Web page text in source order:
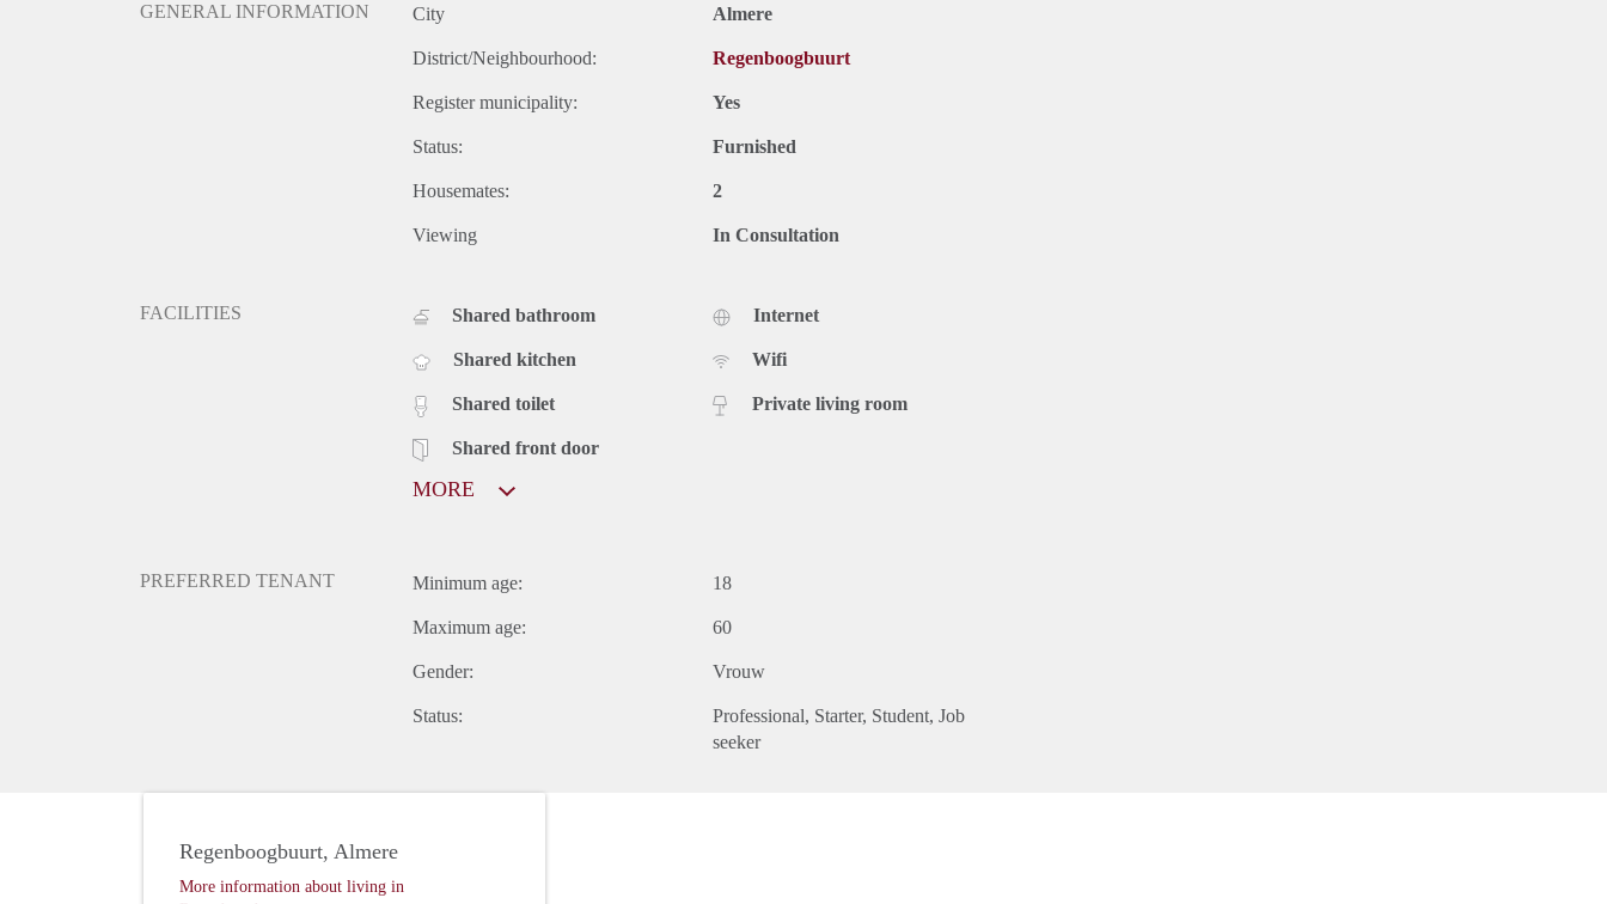
GENERAL INFORMATION City Almere
District/Neighbourhood: Regenboogbuurt
Register municipality: Yes
Status: Furnished
Housemates: 2
Viewing In Consultation
FACILITIES Shared bathroom
Shared kitchen
Shared toilet
Shared front door
Internet
Wifi
Private living room
MORE
PREFERRED TENANT Minimum age: 18
Maximum age: 60
Gender: Vrouw
Status: Professional Starter Student Job
seeker
Regenboogbuurt, Almere
More information about living in